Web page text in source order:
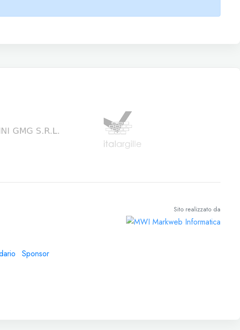
Sito realizzato da
Sponsor